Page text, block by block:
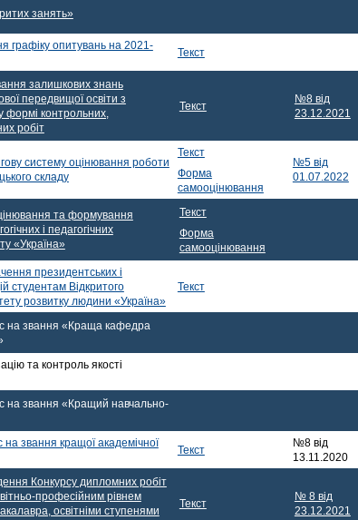
занять»
графіку опитувань на 2021-
Текст
залишкових знань
передвищої освіти з
формі контрольних,
робіт
Текст
№8 від
23.12.2021
систему оцінювання роботи
складу
Текст
Форма
самооцінювання
№5 від
01.07.2022
та формування
і педагогічних
«Україна»
Текст
Форма
самооцінювання
президентських і
студентам Відкритого
розвитку людини «Україна»
Текст
на звання «Краща кафедра
та контроль якості
на звання «Кращий навчально-
звання кращої академічної
Текст
№8 від
13.11.2020
Конкурсу дипломних робіт
професійним рівнем
освітніми ступенями
Текст
№ 8 від
23.12.2021